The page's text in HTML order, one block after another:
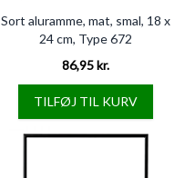
Sort aluramme, mat, smal, 18 x
24 cm, Type 672
86,95 kr.
TILFØJ TIL KURV